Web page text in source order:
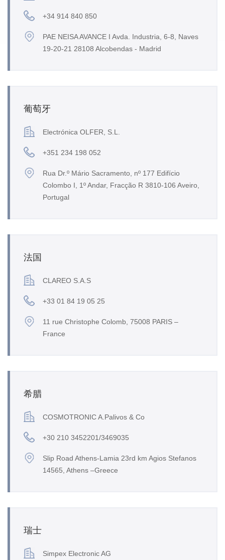
+34 914 840 850
PAE NEISA AVANCE I Avda. Industria, 6-8, Naves
19-20-21 28108 Alcobendas - Madrid
葡萄牙
Electrónica OLFER, S.L.
+351 234 198 052
Rua Dr.º Mário Sacramento, nº 177 Edifício
Colombo I, 1º Andar, Fracção R 3810-106 Aveiro,
Portugal
法国
CLAREO S.A.S
+33 01 84 19 05 25
11 rue Christophe Colomb, 75008 PARIS –
France
希腊
COSMOTRONIC A.Palivos & Co
+30 210 3452201/3469035
Slip Road Athens-Lamia 23rd km Agios Stefanos
14565, Athens –Greece
瑞士
Simpex Electronic AG